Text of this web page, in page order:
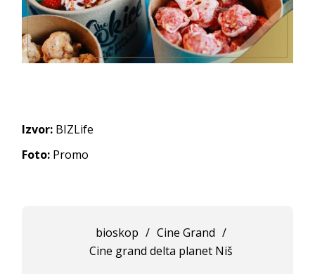
Izvor: BIZLife
Foto: Promo
bioskop / Cine Grand /
Cine grand delta planet Niš